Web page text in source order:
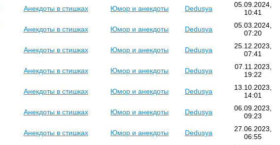
Анекдоты в стишках Юмор и анекдоты Dedusya
05.09.2024,
10:41
Анекдоты в стишках Юмор и анекдоты Dedusya
05.03.2024,
07:20
Анекдоты в стишках Юмор и анекдоты Dedusya
25.12.2023,
07:41
Анекдоты в стишках Юмор и анекдоты Dedusya
07.11.2023,
19:22
Анекдоты в стишках Юмор и анекдоты Dedusya
13.10.2023,
14:01
Анекдоты в стишках Юмор и анекдоты Dedusya
06.09.2023,
09:23
Анекдоты в стишках Юмор и анекдоты Dedusya
27.06.2023,
06:55